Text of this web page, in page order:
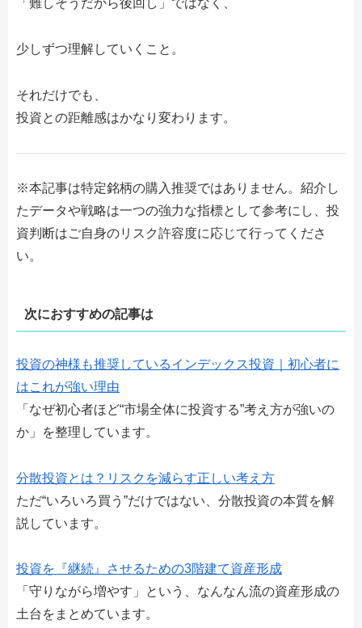
「難しそうだから後回し」ではなく、
少しずつ理解していくこと。
それだけでも、
投資との距離感はかなり変わります。
※本記事は特定銘柄の購入推奨ではありません。紹介し
たデータや戦略は一つの強力な指標として参考にし、投
資判断はご自身のリスク許容度に応じて行ってくださ
い。
次におすすめの記事は
投資の神様も推奨しているインデックス投資｜初心者に
はこれが強い理由
「なぜ初心者ほど“市場全体に投資する”考え方が強いの
か」を整理しています。
分散投資とは？リスクを減らす正しい考え方
ただ“いろいろ買う”だけではない、分散投資の本質を解
説しています。
投資を『継続』させるための3階建て資産形成
「守りながら増やす」という、なんなん流の資産形成の
土台をまとめています。